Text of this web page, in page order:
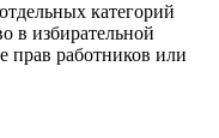
категорий
в избирательной
прав работников или